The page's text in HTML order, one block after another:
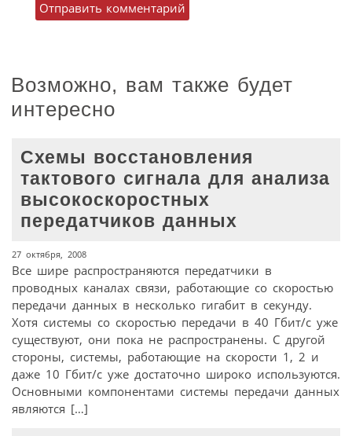
Возможно, вам также будет
интересно
Схемы восстановления
тактового сигнала для анализа
высокоскоростных
передатчиков данных
27 октября, 2008
Все шире распространяются передатчики в
проводных каналах связи, работающие со скоростью
передачи данных в несколько гигабит в секунду.
Хотя системы со скоростью передачи в 40 Гбит/с уже
существуют, они пока не распространены. С другой
стороны, системы, работающие на скорости 1, 2 и
даже 10 Гбит/с уже достаточно широко используются.
Основными компонентами системы передачи данных
являются […]